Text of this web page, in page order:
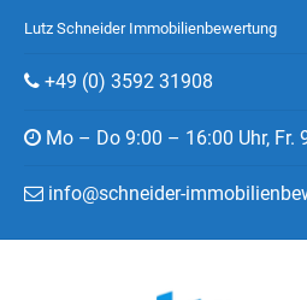
Lutz Schneider Immobilienbewertung
+49 (0) 3592 31908
Mo – Do 9:00 – 16:00 Uhr, Fr.
info@schneider-